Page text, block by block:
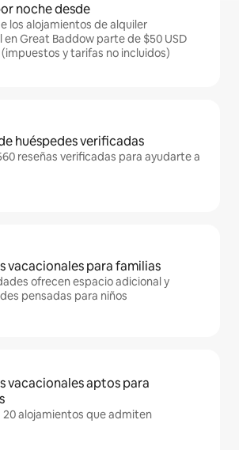
noche desde
los alojamientos de alquiler
en Great Baddow parte de $50 USD
y tarifas no incluidos)
huéspedes verificadas
reseñas verificadas para ayudarte a
vacacionales para familias
ofrecen espacio adicional y
pensadas para niños
vacacionales aptos para
20 alojamientos que admiten